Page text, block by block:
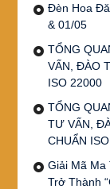
Đèn Hoa
& 01/05
TỔNG
VẤN, ĐÀO
ISO 22000
TỔNG
TƯ VẤN,
CHUẨN
Giải Mã Ma
Trở Thành